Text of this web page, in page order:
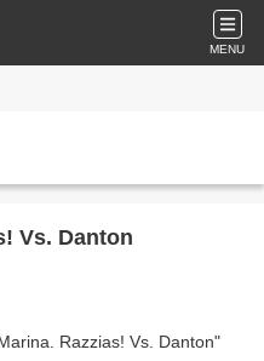
MENU
Bad Girl / Marina. Razzias! Vs. Danton